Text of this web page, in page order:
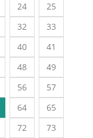
24
25
32
33
40
41
48
49
56
57
64
65
72
73